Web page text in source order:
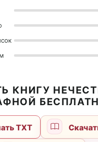
КНИГУ
TXT